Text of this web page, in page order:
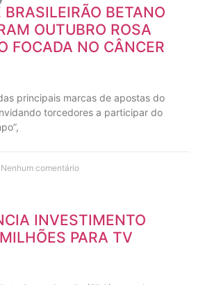
BRASILEIRÃO BETANO
OUTUBRO ROSA
FOCADA NO CÂNCER
principais marcas de apostas do
torcedores a participar do
Nenhum comentário
INVESTIMENTO
PARA TV